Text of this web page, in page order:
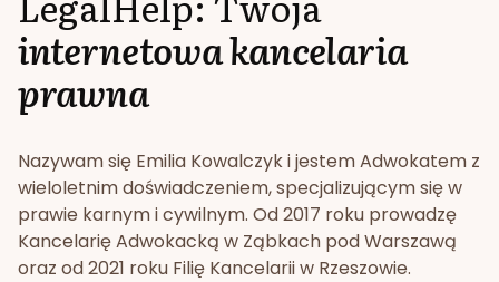
internetowa kancelaria
prawna
Nazywam się Emilia Kowalczyk i jestem Adwokatem z
wieloletnim doświadczeniem, specjalizującym się w
prawie karnym i cywilnym. Od 2017 roku prowadzę
Kancelarię Adwokacką w Ząbkach pod Warszawą
oraz od 2021 roku Filię Kancelarii w Rzeszowie.